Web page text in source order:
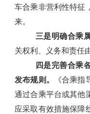
车合乘非营利性特征，
来。
三是明确合乘
关权利、义务和责任
四是完善合乘
发布规则。
《合乘指
通过合乘平台或其他
应采取有效措施保障